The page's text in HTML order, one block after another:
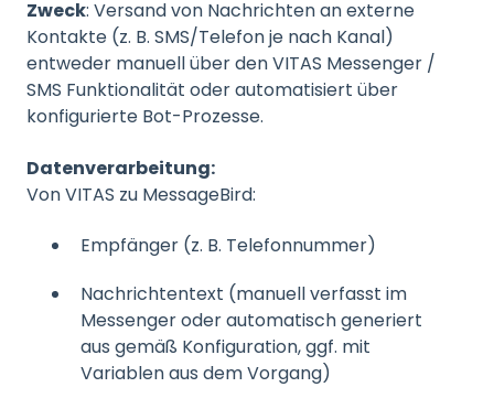
Zweck: Versand von Nachrichten an externe
Kontakte (z. B. SMS/Telefon je nach Kanal)
entweder manuell über den VITAS Messenger /
SMS Funktionalität oder automatisiert über
konfigurierte Bot-Prozesse.
Datenverarbeitung:
Von VITAS zu MessageBird:
Empfänger (z. B. Telefonnummer)
Nachrichtentext (manuell verfasst im
Messenger oder automatisch generiert
aus gemäß Konfiguration, ggf. mit
Variablen aus dem Vorgang)